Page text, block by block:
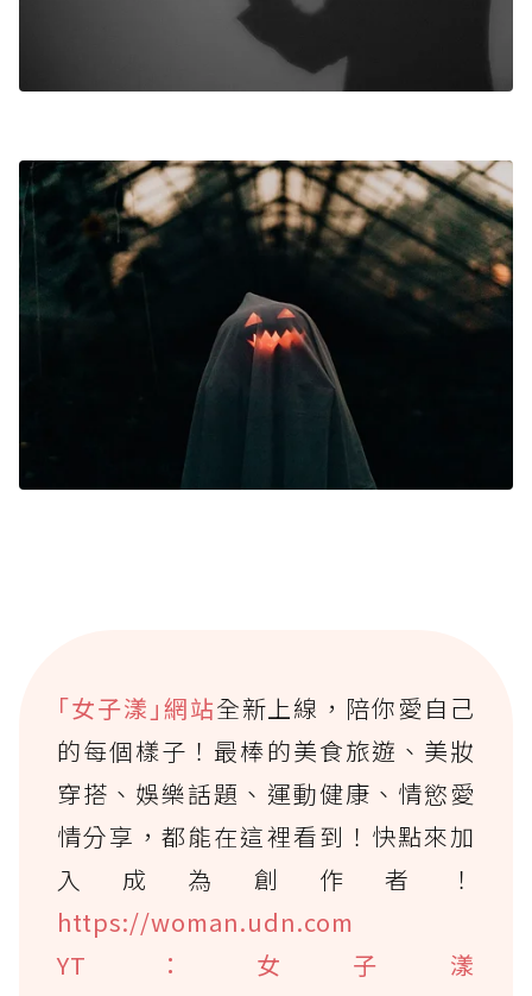
｢女子漾｣網站全新上線，陪你愛自己
的每個樣子！最棒的美食旅遊、美妝
穿搭、娛樂話題、運動健康、情慾愛
情分享，都能在這裡看到！快點來加
入成為創作者！
https://woman.udn.com
YT：女子漾